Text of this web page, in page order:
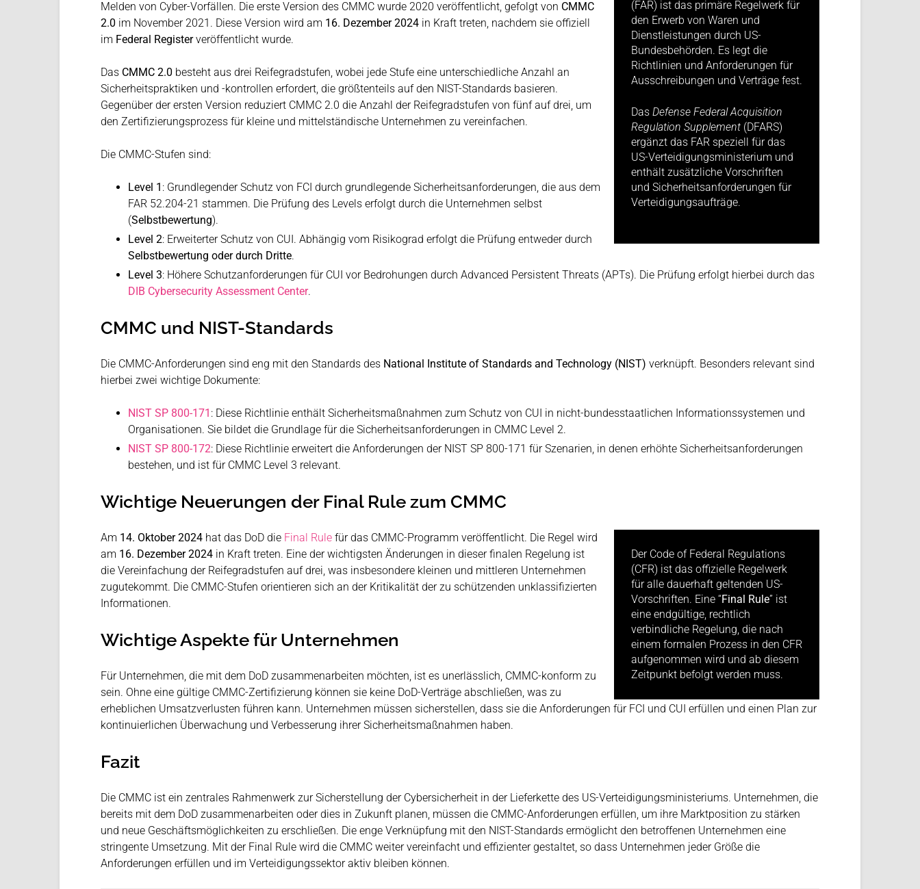
(FAR) ist das primäre Regelwerk für
den Erwerb von Waren und
Dienstleistungen durch US-
Bundesbehörden. Es legt die
Richtlinien und Anforderungen für
Ausschreibungen und Verträge fest.
Das Defense Federal Acquisition
Regulation Supplement (DFARS)
ergänzt das FAR speziell für das
US-Verteidigungsministerium und
enthält zusätzliche Vorschriften
und Sicherheitsanforderungen für
Verteidigungsaufträge.
Melden von Cyber-Vorfällen​. Die erste Version des CMMC wurde 2020 veröffentlicht, gefolgt von CMMC
2.0 im November 2021. Diese Version wird am 16. Dezember 2024 in Kraft treten, nachdem sie offiziell
im Federal Registerveröffentlicht wurde​.
Das CMMC 2.0 besteht aus drei Reifegradstufen, wobei jede Stufe eine unterschiedliche Anzahl an
Sicherheitspraktiken und -kontrollen erfordert, die größtenteils auf den NIST-Standards basieren.
Gegenüber der ersten Version reduziert CMMC 2.0 die Anzahl der Reifegradstufen von fünf auf drei, um
den Zertifizierungsprozess für kleine und mittelständische Unternehmen zu vereinfachen.
Die CMMC-Stufen sind:
Level 1 : Grundlegender Schutz von FCI durch grundlegende Sicherheitsanforderungen, die aus dem
FAR 52.204-21 stammen. Die Prüfung des Levels erfolgt durch die Unternehmen selbst
(Selbstbewertung).
Level 2: Erweiterter Schutz von CUI. Abhängig vom Risikograd erfolgt die Prüfung entweder durch
Selbstbewertung oder durch Dritte.
Level 3: Höhere Schutzanforderungen für CUI vor Bedrohungen durch Advanced Persistent Threats (APTs). Die Prüfung erfolgt hierbei durch das
DIB Cybersecurity Assessment Center.​
CMMC und NIST-Standards
Die CMMC-Anforderungen sind eng mit den Standards des National Institute of Standards and Technology (NIST) verknüpft. Besonders relevant sind
hierbei zwei wichtige Dokumente:
NIST SP 800-171 : Diese Richtlinie enthält Sicherheitsmaßnahmen zum Schutz von CUI in nicht-bundesstaatlichen Informationssystemen und
Organisationen. Sie bildet die Grundlage für die Sicherheitsanforderungen in CMMC Level 2.
NIST SP 800-172: Diese Richtlinie erweitert die Anforderungen der NIST SP 800-171 für Szenarien, in denen erhöhte Sicherheitsanforderungen
bestehen, und ist für CMMC Level 3 relevant​.
Wichtige Neuerungen der Final Rule zum CMMC
Der Code of Federal Regulations
(CFR) ist das offizielle Regelwerk
für alle dauerhaft geltenden US-
Vorschriften. Eine “Final Rule” ist
eine endgültige, rechtlich
verbindliche Regelung, die nach
einem formalen Prozess in den CFR
aufgenommen wird und ab diesem
Zeitpunkt befolgt werden muss.
Am 14. Oktober 2024 hat das DoD die Final Rule für das CMMC-Programm veröffentlicht. Die Regel wird
am 16. Dezember 2024 in Kraft treten. Eine der wichtigsten Änderungen in dieser finalen Regelung ist
die Vereinfachung der Reifegradstufen auf drei, was insbesondere kleinen und mittleren Unternehmen
zugutekommt. Die CMMC-Stufen orientieren sich an der Kritikalität der zu schützenden unklassifizierten
Informationen​.
Wichtige Aspekte für Unternehmen
Für Unternehmen, die mit dem DoD zusammenarbeiten möchten, ist es unerlässlich, CMMC-konform zu
sein. Ohne eine gültige CMMC-Zertifizierung können sie keine DoD-Verträge abschließen, was zu
erheblichen Umsatzverlusten führen kann. Unternehmen müssen sicherstellen, dass sie die Anforderungen für FCI und CUI erfüllen und einen Plan zur
kontinuierlichen Überwachung und Verbesserung ihrer Sicherheitsmaßnahmen haben​.
Fazit
Die CMMC ist ein zentrales Rahmenwerk zur Sicherstellung der Cybersicherheit in der Lieferkette des US-Verteidigungsministeriums. Unternehmen, die
bereits mit dem DoD zusammenarbeiten oder dies in Zukunft planen, müssen die CMMC-Anforderungen erfüllen, um ihre Marktposition zu stärken
und neue Geschäftsmöglichkeiten zu erschließen. Die enge Verknüpfung mit den NIST-Standards ermöglicht den betroffenen Unternehmen eine
stringente Umsetzung. Mit der Final Rule wird die CMMC weiter vereinfacht und effizienter gestaltet, so dass Unternehmen jeder Größe die
Anforderungen erfüllen und im Verteidigungssektor aktiv bleiben können.